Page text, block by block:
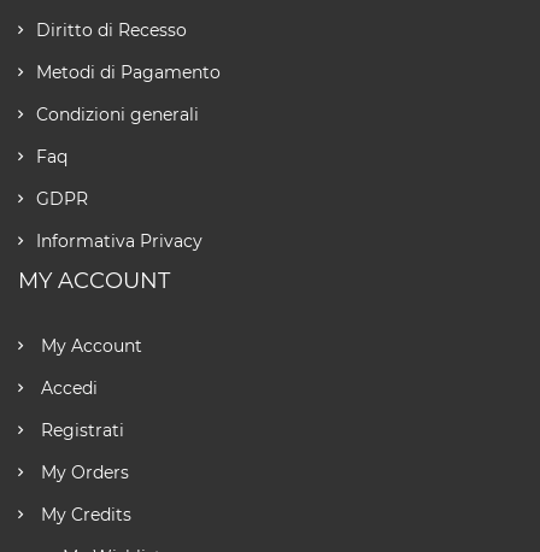
Diritto di Recesso
Metodi di Pagamento
Condizioni generali
Faq
GDPR
Informativa Privacy
MY ACCOUNT
My Account
Accedi
Registrati
My Orders
My Credits